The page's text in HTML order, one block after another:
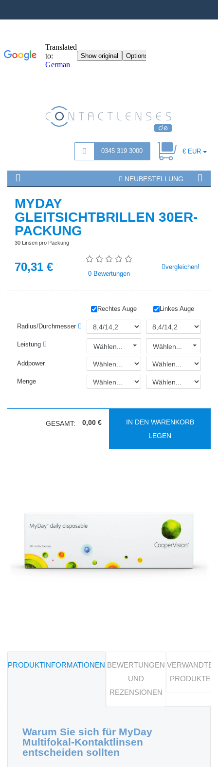
0345 319 3000 € EUR
NEUBESTELLUNG
MYDAY
GLEITSICHTBRILLEN 30ER-
PACKUNG
30 Linsen pro Packung
70,31 €
0Bewertungen
vergleichen!
Rechtes Auge Linkes Auge
Radius/Durchmesser
Leistung Wählen... Wählen...
Addpower
Menge
GESAMT: 0,00 €
IN DEN WARENKORB
LEGEN
PRODUKTINFORMATIONEN BEWERTUNGEN
UND
REZENSIONEN
VERWANDTE
PRODUKTE
Warum Sie sich für MyDay
Multifokal-Kontaktlinsen
entscheiden sollten